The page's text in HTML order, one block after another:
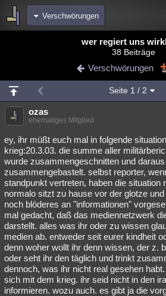
Verschwörungen
Blogs
Chat Wiki Neuigkeiten
meine Rubriken
Menschen
Spiritualität Verschwörungen
Natur Umfragen Unterhaltung
weitere Rubriken
Philosophie Träume Orte
Astronomie Helpdesk Gruppen
Musik Clash Verbesserungen
Übersichten
Besucht Teilgenommen Alle
wer regiert uns
38 Beiträge
Verschwörungen
Seite 1 / 2
ozas
ehemaliges Mitglied
ey, ihr müßt euch mal in folgende
krieg:20.3.03. die summe aller
wurde zusammengeschnitten und
zusammengebastelt. selbst reporter,
standpunkt vertreten, haben die situation
normalo sitzt zu hause vor der glotze
noch blöderes an "informationen"
mal gedacht, daß das mediennetzwerk
darstellt. alles was ihr oder zu wissen
medien ab. entweder seit eurer kindheit
denn woher wollt ihr denn wissen, der z.
oder seht ihr den täglich und trinkt
dennoch, was ihr nicht real gesehen
sich mit dem krieg. ihr seid nicht in den
informieren. wozu auch. es gibt ja die